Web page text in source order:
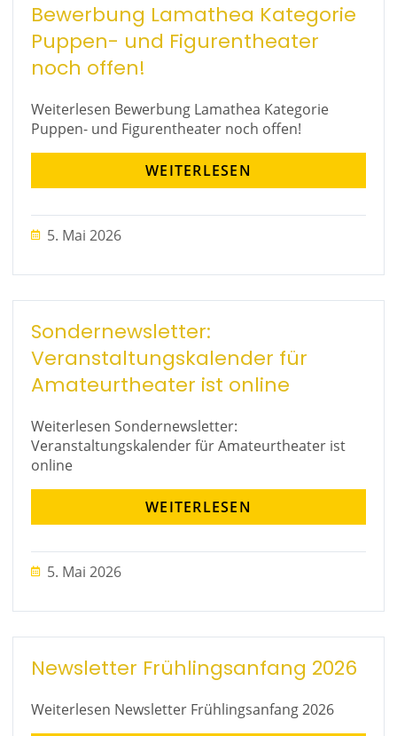
Bewerbung Lamathea Kategorie
Puppen- und Figurentheater
noch offen!
Weiterlesen Bewerbung Lamathea Kategorie
Puppen- und Figurentheater noch offen!
WEITERLESEN
5. Mai 2026
Sondernewsletter:
Veranstaltungskalender für
Amateurtheater ist online
Weiterlesen Sondernewsletter:
Veranstaltungskalender für Amateurtheater ist
online
WEITERLESEN
5. Mai 2026
Newsletter Frühlingsanfang 2026
Weiterlesen Newsletter Frühlingsanfang 2026